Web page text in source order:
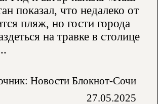
показал, что недалеко от
пляж, но гости города
на травке в столице
Новости Блокнот-Сочи
27.05.2025